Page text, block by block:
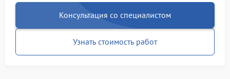
Консультация со специалистом
Узнать стоимость работ